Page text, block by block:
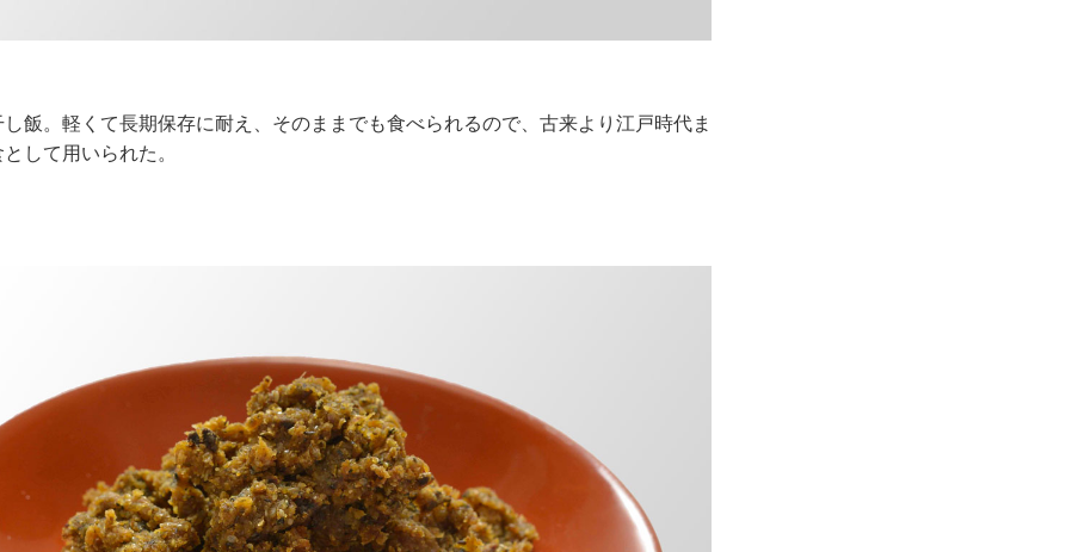
飯。軽くて長期保存に耐え、そのままでも食べられるので、古来より江戸時代ま
して用いられた。